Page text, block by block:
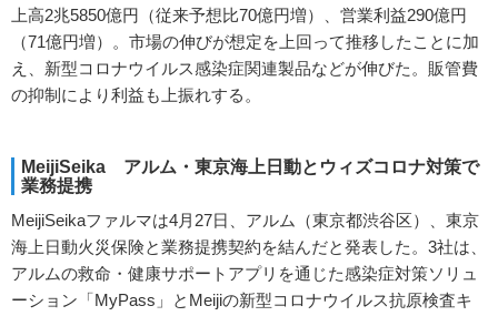
上高2兆5850億円（従来予想比70億円増）、営業利益290億円
（71億円増）。市場の伸びが想定を上回って推移したことに加
え、新型コロナウイルス感染症関連製品などが伸びた。販管費
の抑制により利益も上振れする。
MeijiSeika アルム・東京海上日動とウィズコロナ対策で
業務提携
MeijiSeikaファルマは4月27日、アルム（東京都渋谷区）、東京
海上日動火災保険と業務提携契約を結んだと発表した。3社は、
アルムの救命・健康サポートアプリを通じた感染症対策ソリュ
ーション「MyPass」とMeijiの新型コロナウイルス抗原検査キ